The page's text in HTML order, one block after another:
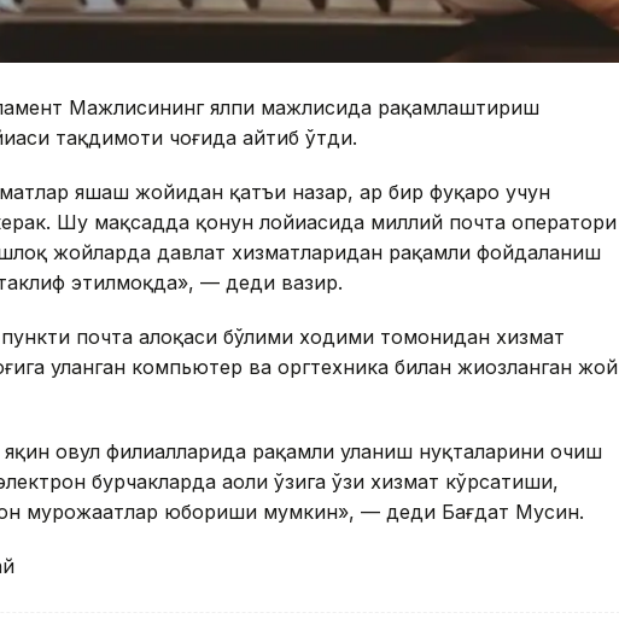
Мажлисининг ялпи мажлисида рақамлаштириш
тақдимоти чоғида айтиб ўтди.
яшаш жойидан қатъи назар, ҳар бир фуқаро учун
Шу мақсадда қонун лойиҳасида миллий почта оператори
жойларда давлат хизматларидан рақамли фойдаланиш
этилмоқда», — деди вазир.
почта алоқаси бўлими ходими томонидан хизмат
уланган компьютер ва оргтехника билан жиҳозланган жой
яқин овул филиалларида рақамли уланиш нуқталарини очиш
бурчакларда аҳоли ўзига ўзи хизмат кўрсатиши,
мурожаатлар юбориши мумкин», — деди Бағдат Мусин.